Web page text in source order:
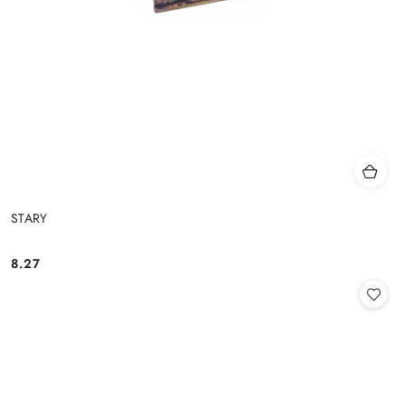
STARY
Cena:
8.27